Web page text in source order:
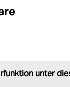
unter